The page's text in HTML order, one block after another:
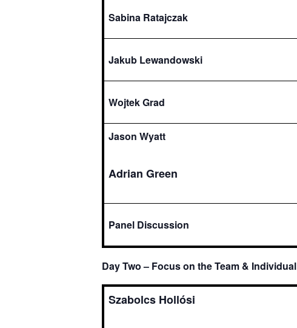
Sabina Ratajczak
Jakub Lewandowski
Wojtek Grad
Jason Wyatt
Adrian Green
Panel Discussion
Day Two – Focus on the Team & Individual
Szabolcs Hollósi